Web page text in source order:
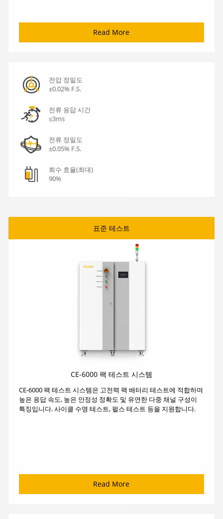
Read More
전압 정밀도
±0.02% F.S.
전류 응답 시간
≤3ms
전류 정밀도
±0.05% F.S.
회수 효율(최대)
90%
표준 테스트
CE-6000 팩 테스트 시스템
CE-6000 팩 테스트 시스템은 고전력 팩 배터리 테스트에 적합하며
높은 응답 속도, 높은 안정성 정확도 및 유연한 다중 채널 구성이
특징입니다. 사이클 수명 테스트, 펄스 테스트 등을 지원합니다.
Read More